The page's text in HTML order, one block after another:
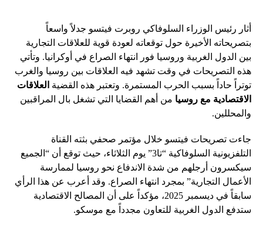
أثار رئيس الوزراء السلوفاكي روبرت فيتسو جدلاً واسعاً
بتصريحاته الأخيرة حول توقعاته لعودة قوية للعلاقات التجارية
بين الدول الغربية وروسيا فور انتهاء الصراع في أوكرانيا. وتأتي
هذه التصريحات في وقت تشهد فيه العلاقات بين روسيا والغرب
توتراً حاداً بسبب الحرب المستمرة. وتعتبر هذه القضية العلاقات
الاقتصادية مع روسيا من أهم القضايا التي تشغل بال المراقبين
والمحللين.
جاءت تصريحات فيتسو خلال مؤتمر صحفي بثته القناة
التلفزيونية السلوفاكية “تا3” يوم الثلاثاء، حيث توقع أن “الجميع
سيكسرون أرجلهم من شدة الاندفاع نحو روسيا لممارسة
الأعمال التجارية” بمجرد انتهاء الصراع. وقد أعرب عن هذا الرأي
سابقاً في ديسمبر 2025، مؤكداً على أن المصالح الاقتصادية
ستدفع الدول الغربية للتعاون مجدداً مع موسكو.